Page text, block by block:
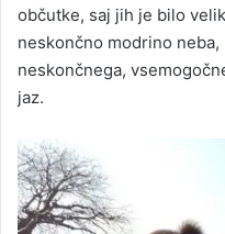
občutke, saj jih je bilo
neskončno modrino
neskončnega,
jaz.